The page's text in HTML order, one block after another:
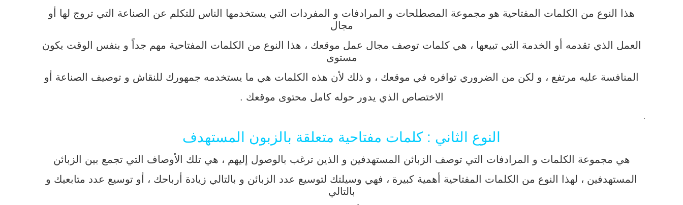
هذا النوع من الكلمات المفتاحية هو مجموعة المصطلحات و المرادفات و المفردات التي يستخدمها الناس للتكلم عن الصناعة التي تروج لها أو
مجال
العمل الذي تقدمه أو الخدمة التي تبيعها ، هي كلمات توصف مجال عمل موقعك ، هذا النوع من الكلمات المفتاحية مهم جداً و بنفس الوقت يكون
مستوى
المنافسة عليه مرتفع ، و لكن من الضروري توافره في موقعك ، و ذلك لأن هذه الكلمات هي ما يستخدمه جمهورك للنقاش و توصيف الصناعة أو
الاختصاص الذي يدور حوله كامل محتوى موقعك .
.
النوع الثاني : كلمات مفتاحية متعلقة بالزبون المستهدف
هي مجموعة الكلمات و المرادفات التي توصف الزبائن المستهدفين و الذين ترغب بالوصول إليهم ، هي تلك الأوصاف التي تجمع بين الزبائن
المستهدفين ، لهذا النوع من الكلمات المفتاحية أهمية كبيرة ، فهي وسيلتك لتوسيع عدد الزبائن و بالتالي زيادة أرباحك ، أو توسيع عدد متابعيك و
بالتالي